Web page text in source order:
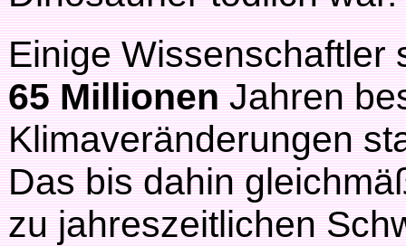
Einige Wissenschaftler
65 MillionenJahren
Klimaveränderungen
Das bis dahin
zu jahreszeitlichen